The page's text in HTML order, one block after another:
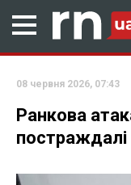
08 червня 2026, 07:43
Ранкова
постраждалі